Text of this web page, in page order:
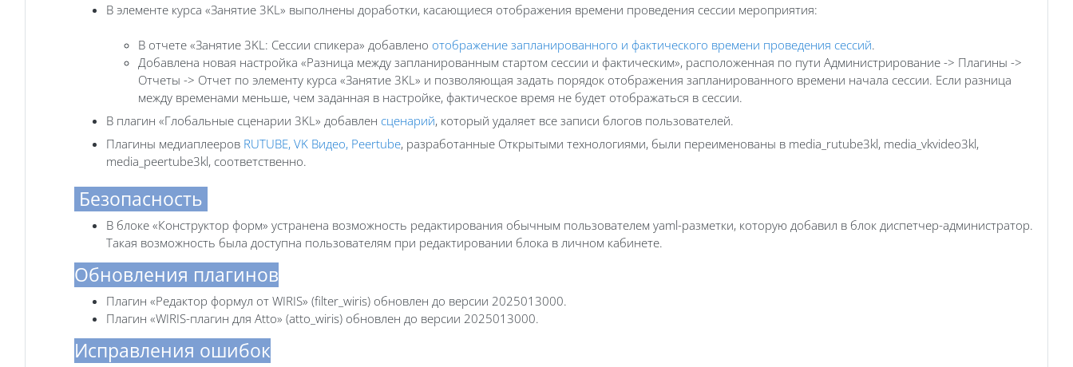
В элементе курса «Занятие 3KL» выполнены доработки, касающиеся отображения времени проведения сессии мероприятия:
В отчете «Занятие 3KL: Сессии спикера» добавлено отображение запланированного и фактического времени проведения сессий.
Добавлена новая настройка «‎Разница между запланированным стартом сессии и фактическим», расположенная по пути Администрирование -> Плагины ->
Отчеты -> Отчет по элементу курса «Занятие 3KL» и позволяющая задать порядок отображения запланированного времени начала сессии. Если разница
между временами меньше, чем заданная в настройке, фактическое время не будет отображаться в сессии.
В плагин «‎Глобальные сценарии 3KL» добавлен сценарий, который удаляет все записи блогов пользователей.
Плагины медиаплееров RUTUBE, VK Видео, Peertube, разработанные Открытыми технологиями, были переименованы в media_rutube3kl, media_vkvideo3kl,
media_peertube3kl, соответственно.
Безопасность
В блоке «Конструктор форм» устранена возможность редактирования обычным пользователем yaml-разметки, которую добавил в блок диспетчер-администратор.
Такая возможность была доступна пользователям при редактировании блока в личном кабинете.
Обновления плагинов
Плагин «Редактор формул от WIRIS» (filter_wiris) обновлен до версии 2025013000.
Плагин «WIRIS-плагин для Atto» (atto_wiris) обновлен до версии 2025013000.
Исправления ошибок